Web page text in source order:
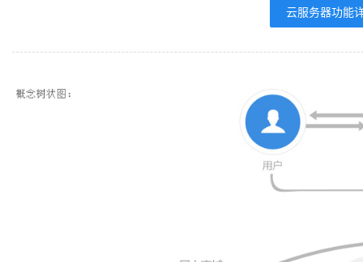
云服务器功能